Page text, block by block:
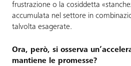
frustrazione o la cosiddetta
accumulata nel settore in
talvolta esagerate.
Ora, però, si osserva
mantiene le promesse?